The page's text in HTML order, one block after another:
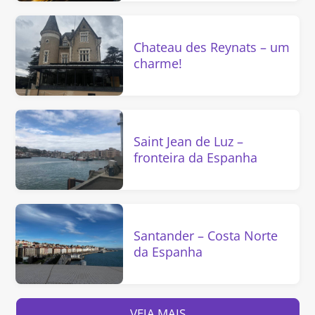
Chateau des Reynats – um
charme!
Saint Jean de Luz –
fronteira da Espanha
Santander – Costa Norte
da Espanha